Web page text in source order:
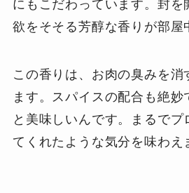
にもこだわっています。封を
欲をそそる芳醇な香りが部屋
この香りは、お肉の臭みを消
ます。スパイスの配合も絶妙
と美味しいんです。まるでプ
てくれたような気分を味わえ